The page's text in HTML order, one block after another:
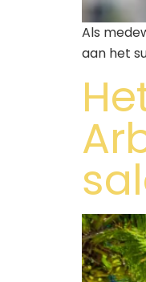
Als
aan het